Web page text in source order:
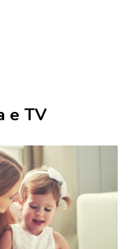
e TV